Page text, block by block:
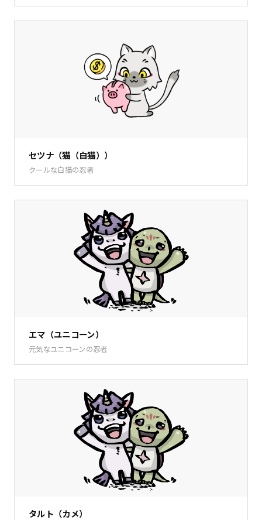
セツナ（猫（白猫））
クールな白猫の忍者
エマ（ユニコーン）
元気なユニコーンの忍者
タルト（カメ）